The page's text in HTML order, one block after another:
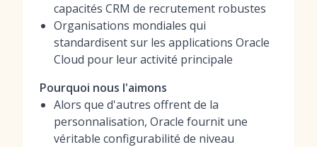
capacités CRM de recrutement robustes
Organisations mondiales qui
standardisent sur les applications Oracle
Cloud pour leur activité principale
Pourquoi nous l'aimons
Alors que d'autres offrent de la
personnalisation, Oracle fournit une
véritable configurabilité de niveau